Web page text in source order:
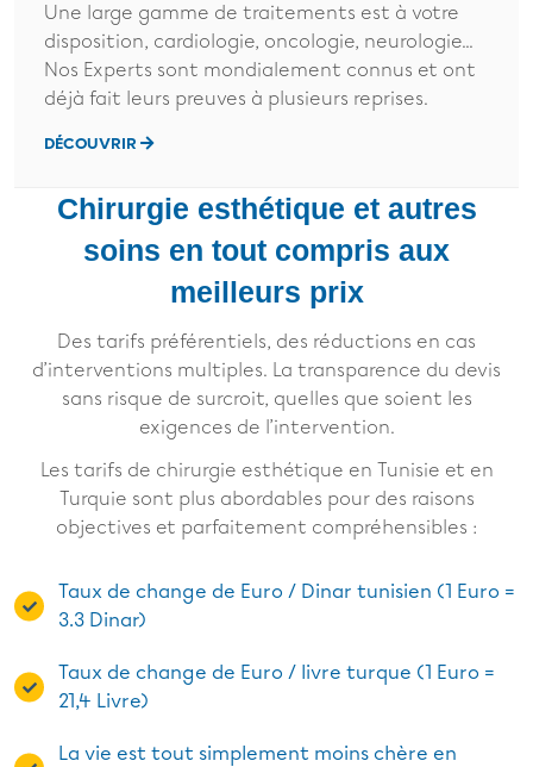
Une large gamme de traitements est à votre
disposition, cardiologie, oncologie, neurologie...
Nos Experts sont mondialement connus et ont
déjà fait leurs preuves à plusieurs reprises.
DÉCOUVRIR
Chirurgie esthétique et autres
soins en tout compris aux
meilleurs prix
Des tarifs préférentiels, des réductions en cas
d’interventions multiples. La transparence du devis
sans risque de surcroit, quelles que soient les
exigences de l’intervention.
Les tarifs de chirurgie esthétique en Tunisie et en
Turquie sont plus abordables pour des raisons
objectives et parfaitement compréhensibles :
Taux de change de Euro / Dinar tunisien (1 Euro =
3.3 Dinar)
Taux de change de Euro / livre turque (1 Euro =
21,4 Livre)
La vie est tout simplement moins chère en